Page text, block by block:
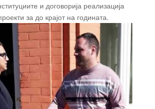
и договорија реализација
за до крајот на годината.